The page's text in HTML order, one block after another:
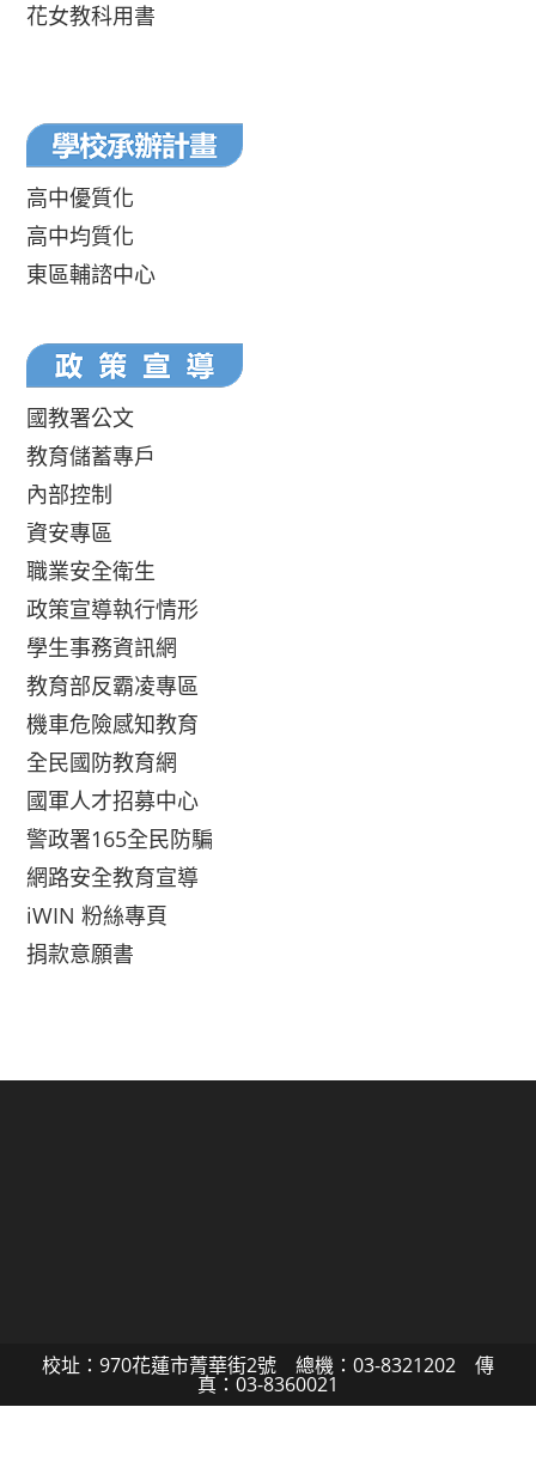
花女教科用書
高中優質化
高中均質化
東區輔諮中心
國教署公文
教育儲蓄專戶
內部控制
資安專區
職業安全衛生
政策宣導執行情形
學生事務資訊網
教育部反霸凌專區
機車危險感知教育
全民國防教育網
國軍人才招募中心
警政署165全民防騙
網路安全教育宣導
iWIN 粉絲專頁
捐款意願書
校址：970花蓮市菁華街2號 總機：03-8321202 傳
真：03-8360021